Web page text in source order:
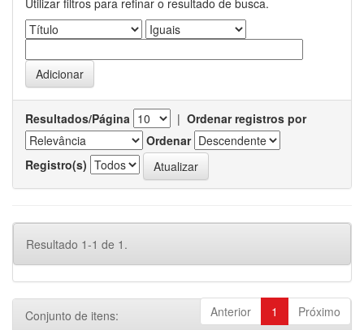
Utilizar filtros para refinar o resultado de busca.
Resultados/Página | Ordenar registros por
Ordenar
Registro(s)
Resultado 1-1 de 1.
Anterior 1 Próximo
Conjunto de itens: